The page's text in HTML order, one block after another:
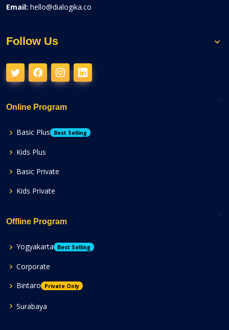
Email: hello@dialogika.co
Follow Us
Online Program
Basic Plus Best Selling
Kids Plus
Basic Private
Kids Private
Offline Program
Yogyakarta Best Selling
Corporate
Bintaro
Private Only
Surabaya